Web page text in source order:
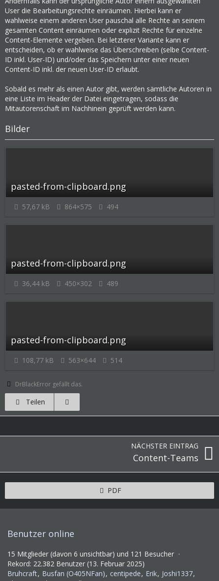
User die Bearbeitungsrechte einräumen. Hierbei kann er
wahlweise einem anderen User pauschal alle Rechte an seinem
gesamten Content einräumen oder explizit Rechte für einzelne
Content-Elemente vergeben. Bei letzterer Variante kann er
entscheiden, ob er wahlweise das Überschreiben (selbe Content-
ID inkl. User-ID) und/oder das Speichern unter einer neuen
Content-ID inkl. der neuen User-ID erlaubt.
Sobald es mehr als einen Autor gibt, werden sämtliche Autoren in
eine Liste im Header der Datei eingetragen, sodass die
Mitautorenschaft im Nachhinein geprüft werden kann.
Bilder
pasted-from-clipboard.png
57,67 kB 864×575 494
pasted-from-clipboard.png
36,44 kB 450×302 489
pasted-from-clipboard.png
108,77 kB 563×644 514
DrBlackError gefällt das.
Teilen
NÄCHSTER EINTRAG
Content-Teams
PDF
Benutzer online
15 Mitglieder (davon 6 unsichtbar) und 121 Besucher
Rekord: 22.382 Benutzer (13. Februar 2025)
Bruhcraft Busfan (O405NFan) centipede Erik Joshi1337